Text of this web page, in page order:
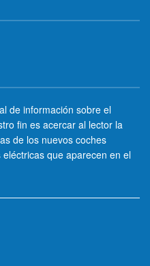
de información sobre el
fin es acercar al lector la
de los nuevos coches
que aparecen en el